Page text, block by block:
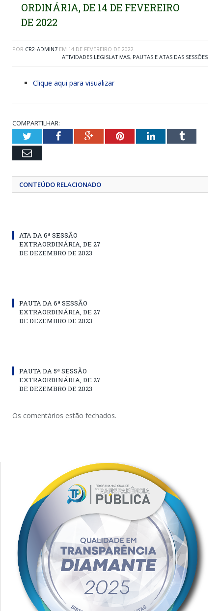
ORDINÁRIA, DE 14 DE FEVEREIRO
DE 2022
POR CR2-ADMIN7 EM 14 DE FEVEREIRO DE 2022
ATIVIDADES LEGISLATIVAS, PAUTAS E ATAS DAS SESSÕES
Clique aqui para visualizar
COMPARTILHAR:
TwitterFacebookGoogle+PinterestLinkedInTumblr
Email
CONTEÚDO RELACIONADO
ATA DA 6ª SESSÃO
EXTRAORDINÁRIA, DE 27
DE DEZEMBRO DE 2023
PAUTA DA 6ª SESSÃO
EXTRAORDINÁRIA, DE 27
DE DEZEMBRO DE 2023
PAUTA DA 5ª SESSÃO
EXTRAORDINÁRIA, DE 27
DE DEZEMBRO DE 2023
Os comentários estão fechados.